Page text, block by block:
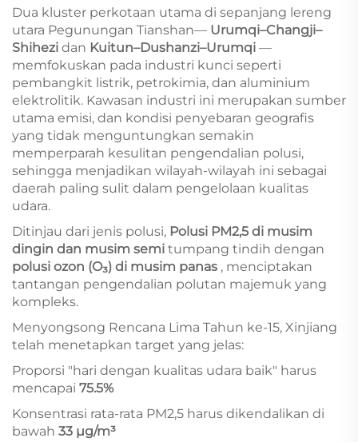
Dua kluster perkotaan utama di sepanjang lereng
utara Pegunungan Tianshan— Urumqi–Changji–
Shihezi dan Kuitun–Dushanzi–Urumqi —
memfokuskan pada industri kunci seperti
pembangkit listrik, petrokimia, dan aluminium
elektrolitik. Kawasan industri ini merupakan sumber
utama emisi, dan kondisi penyebaran geografis
yang tidak menguntungkan semakin
memperparah kesulitan pengendalian polusi,
sehingga menjadikan wilayah-wilayah ini sebagai
daerah paling sulit dalam pengelolaan kualitas
udara.
Ditinjau dari jenis polusi, Polusi PM2,5 di musim
dingin dan musim semi tumpang tindih dengan
polusi ozon (O₃) di musim panas , menciptakan
tantangan pengendalian polutan majemuk yang
kompleks.
Menyongsong Rencana Lima Tahun ke-15, Xinjiang
telah menetapkan target yang jelas:
Proporsi "hari dengan kualitas udara baik" harus
mencapai 75.5%
Konsentrasi rata-rata PM2,5 harus dikendalikan di
bawah 33 μg/m³